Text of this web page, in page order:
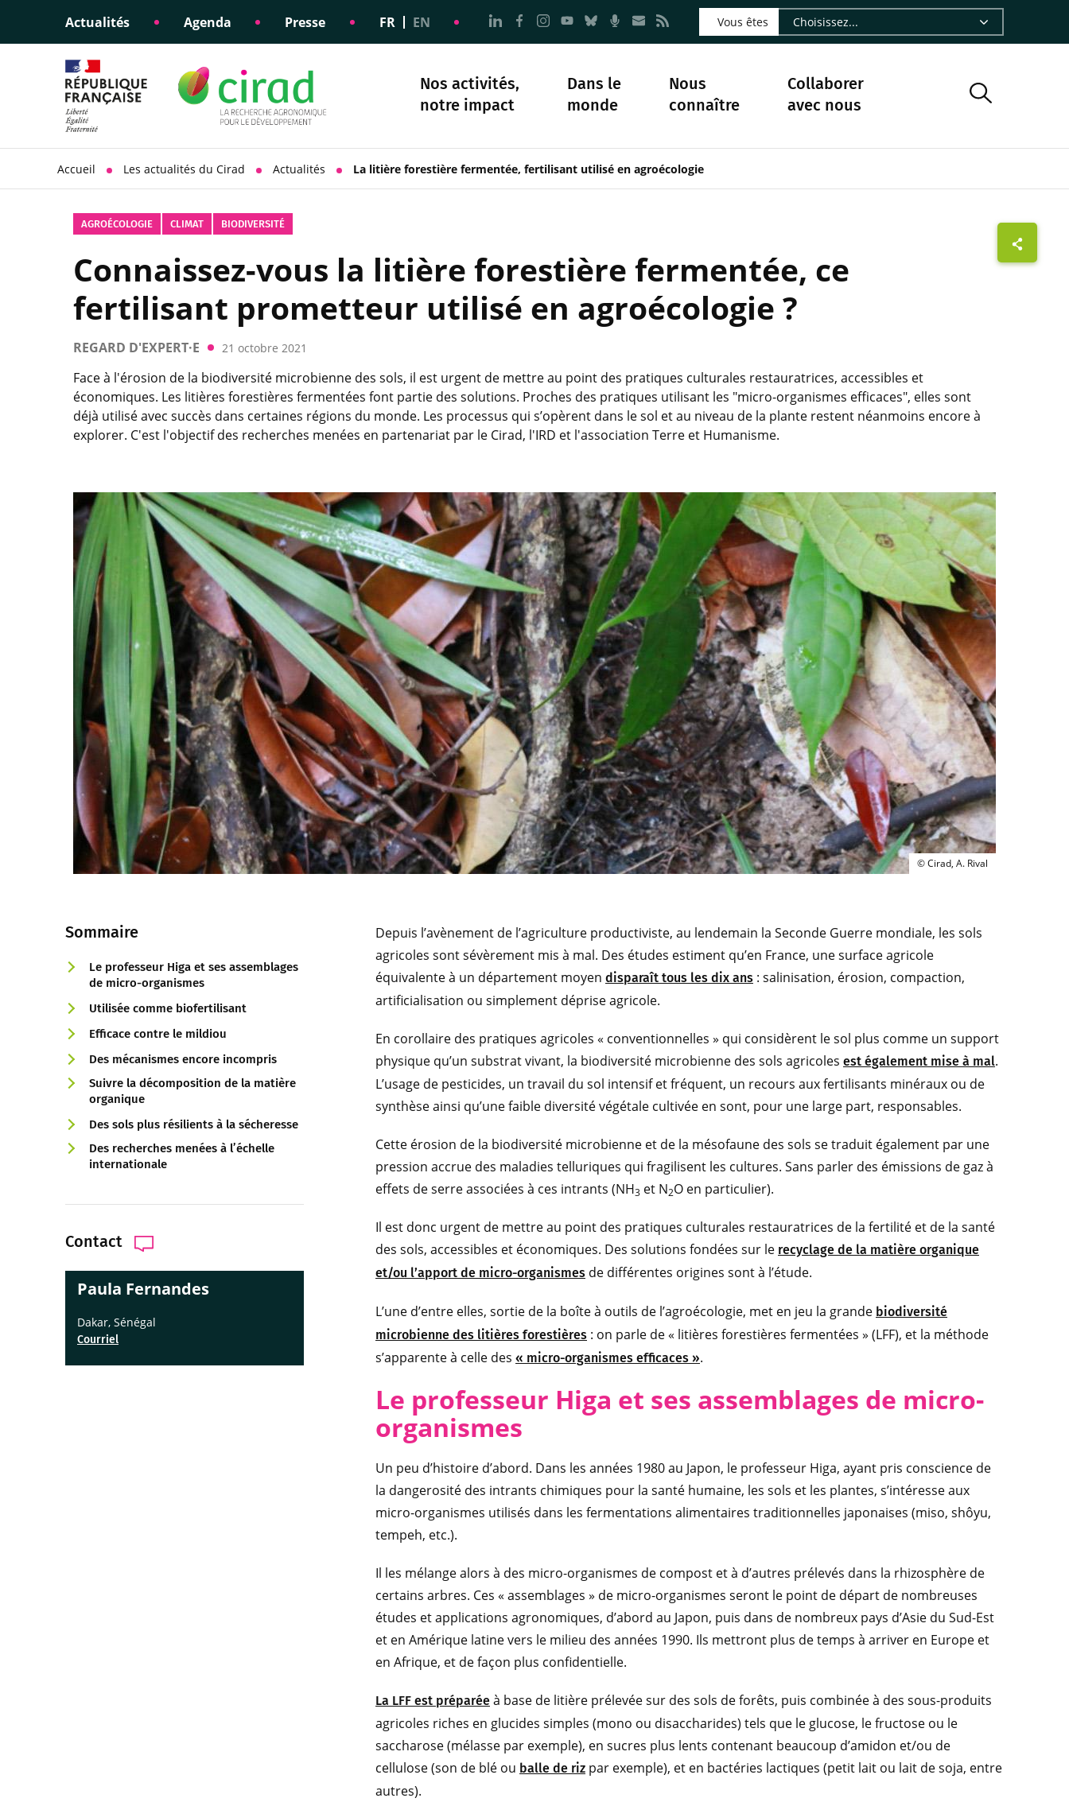
Actualités Agenda Presse FR EN Aller à la page Nous suivre sur LinkedIn - CIRAD
Aller à la page Nous suivre sur Facebook - CIRAD
Aller à la page Nous suivre sur Instagram - CIRAD
Aller à la page Nous suivre sur Youtube - CIRAD
Aller à la page Nous suivre sur Bluesky - CIRAD
Aller à la page Nourrir le vivant, le podcast du Cirad - CIRAD
Aller à la page Nous contacter par courriel - CIRAD
Aller à la page Flux RSS - CIRAD
Vous êtes
Nos activités,
notre impact
Éclairer les politiques
Appui à la diplomatie
scientifique
Dans le
monde
Nous
connaître
Engagements éthiques
Responsabilité
sociétale
Science et société Notre histoire
Collaborer
avec nous
Accueil Les actualités du Cirad Actualités La litière forestière fermentée, fertilisant utilisé en agroécologie
AGROÉCOLOGIE CLIMAT BIODIVERSITÉ
Connaissez-vous la litière forestière fermentée, ce
fertilisant prometteur utilisé en agroécologie ?
REGARD D'EXPERT·E 21 octobre 2021
Face à l'érosion de la biodiversité microbienne des sols, il est urgent de mettre au point des pratiques culturales restauratrices, accessibles et
économiques. Les litières forestières fermentées font partie des solutions. Proches des pratiques utilisant les "micro-organismes efficaces", elles sont
déjà utilisé avec succès dans certaines régions du monde. Les processus qui s’opèrent dans le sol et au niveau de la plante restent néanmoins encore à
explorer. C'est l'objectif des recherches menées en partenariat par le Cirad, l'IRD et l'association Terre et Humanisme.
© Cirad, A. Rival
Sommaire
Le professeur Higa et ses assemblages
de micro-organismes
Utilisée comme biofertilisant
Efficace contre le mildiou
Des mécanismes encore incompris
Suivre la décomposition de la matière
organique
Des sols plus résilients à la sécheresse
Des recherches menées à l’échelle
internationale
Contact
Paula Fernandes
Dakar, Sénégal
Courriel
Depuis l’avènement de l’agriculture productiviste, au lendemain la Seconde Guerre mondiale, les sols
agricoles sont sévèrement mis à mal. Des études estiment qu’en France, une surface agricole
équivalente à un département moyen disparaît tous les dix ans : salinisation, érosion, compaction,
artificialisation ou simplement déprise agricole.
En corollaire des pratiques agricoles « conventionnelles » qui considèrent le sol plus comme un support
physique qu’un substrat vivant, la biodiversité microbienne des sols agricoles est également mise à mal.
L’usage de pesticides, un travail du sol intensif et fréquent, un recours aux fertilisants minéraux ou de
synthèse ainsi qu’une faible diversité végétale cultivée en sont, pour une large part, responsables.
Cette érosion de la biodiversité microbienne et de la mésofaune des sols se traduit également par une
pression accrue des maladies telluriques qui fragilisent les cultures. Sans parler des émissions de gaz à
effets de serre associées à ces intrants (NH3 et N2O en particulier).
Il est donc urgent de mettre au point des pratiques culturales restauratrices de la fertilité et de la santé
des sols, accessibles et économiques. Des solutions fondées sur le recyclage de la matière organique
et/ou l’apport de micro-organismes de différentes origines sont à l’étude.
L’une d’entre elles, sortie de la boîte à outils de l’agroécologie, met en jeu la grande biodiversité
microbienne des litières forestières : on parle de « litières forestières fermentées » (LFF), et la méthode
s’apparente à celle des « micro-organismes efficaces ».
Le professeur Higa et ses assemblages de micro-
organismes
Un peu d’histoire d’abord. Dans les années 1980 au Japon, le professeur Higa, ayant pris conscience de
la dangerosité des intrants chimiques pour la santé humaine, les sols et les plantes, s’intéresse aux
micro-organismes utilisés dans les fermentations alimentaires traditionnelles japonaises (miso, shôyu,
tempeh, etc.).
Il les mélange alors à des micro-organismes de compost et à d’autres prélevés dans la rhizosphère de
certains arbres. Ces « assemblages » de micro-organismes seront le point de départ de nombreuses
études et applications agronomiques, d’abord au Japon, puis dans de nombreux pays d’Asie du Sud-Est
et en Amérique latine vers le milieu des années 1990. Ils mettront plus de temps à arriver en Europe et
en Afrique, et de façon plus confidentielle.
La LFF est préparée à base de litière prélevée sur des sols de forêts, puis combinée à des sous-produits
agricoles riches en glucides simples (mono ou disaccharides) tels que le glucose, le fructose ou le
saccharose (mélasse par exemple), en sucres plus lents contenant beaucoup d’amidon et/ou de
cellulose (son de blé ou balle de riz par exemple), et en bactéries lactiques (petit lait ou lait de soja, entre
autres).